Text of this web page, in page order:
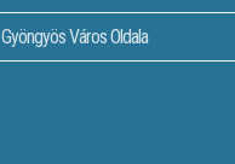
Gyöngyös Város Oldala